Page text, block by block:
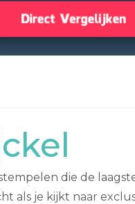
die de
als je kijkt naar